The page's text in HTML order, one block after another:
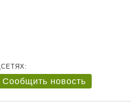
Сообщить новость